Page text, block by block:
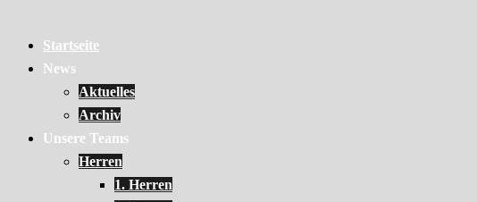
Startseite
News
Aktuelles
Archiv
Unsere Teams
Herren
1. Herren